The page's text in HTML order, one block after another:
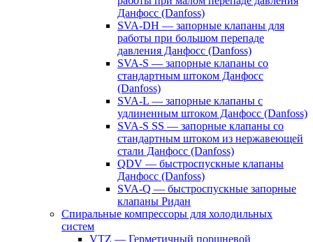
Данфосс (Danfoss)
SVA-DH — запорные клапаны для
работы при большом перепаде
давления Данфосс (Danfoss)
SVA-S — запорные клапаны со
стандартным штоком Данфосс
(Danfoss)
SVA-L — запорные клапаны с
удлиненным штоком Данфосс (Danfoss)
SVA-S SS — запорные клапаны со
стандартным штоком из нержавеющей
стали Данфосс (Danfoss)
QDV — быстроспускные клапаны
Данфосс (Danfoss)
SVA-Q — быстроспускные запорные
клапаны Ридан
Спиральные компрессоры для холодильных
систем
VTZ — Герметичный поршневой